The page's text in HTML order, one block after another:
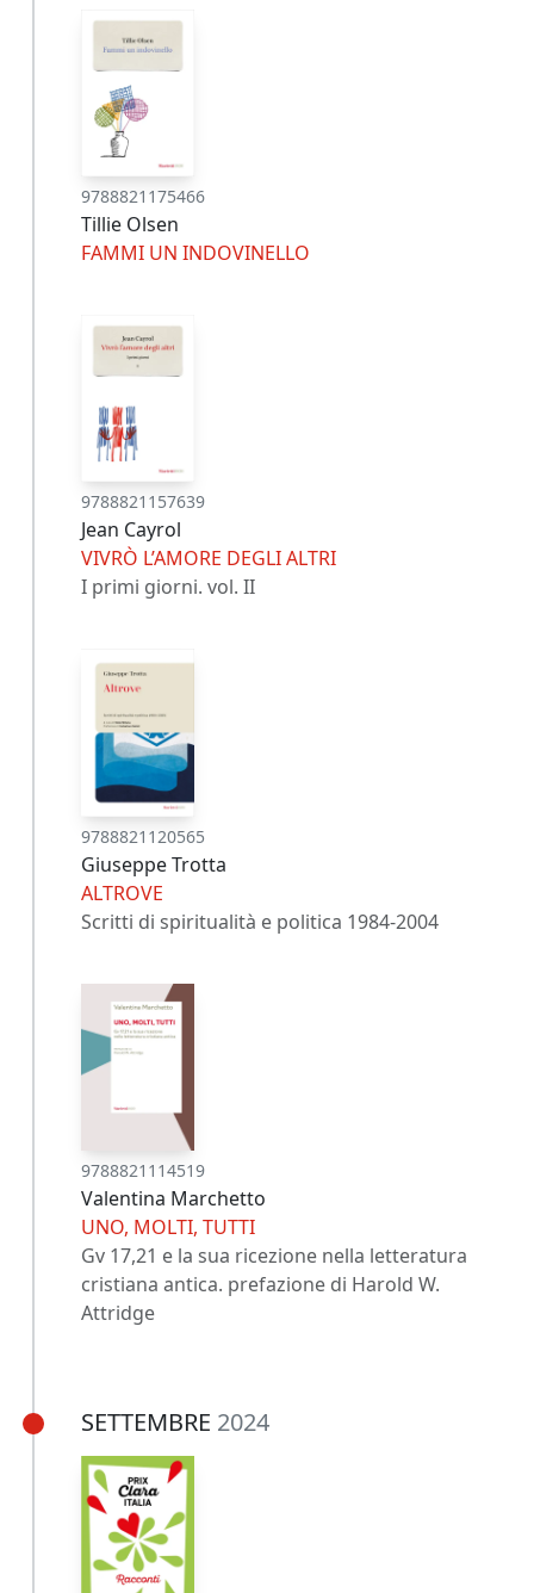
9788821175466
Tillie Olsen
FAMMI UN INDOVINELLO
9788821157639
Jean Cayrol
VIVRÒ L’AMORE DEGLI ALTRI
I primi giorni. vol. II
9788821120565
Giuseppe Trotta
ALTROVE
Scritti di spiritualità e politica 1984-2004
9788821114519
Valentina Marchetto
UNO, MOLTI, TUTTI
Gv 17,21 e la sua ricezione nella letteratura
cristiana antica. prefazione di Harold W.
Attridge
SETTEMBRE 2024